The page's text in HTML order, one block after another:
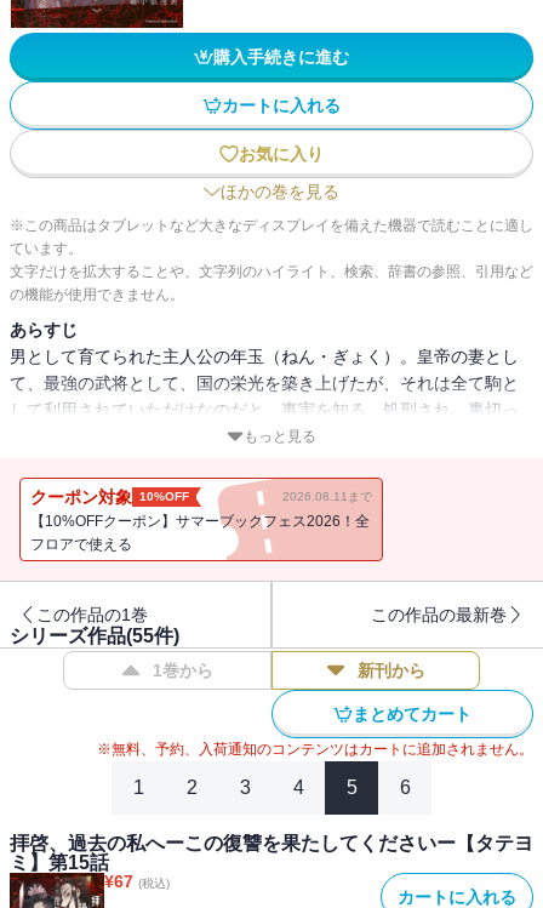
購入手続きに進む
カートに入れる
お気に入り
ほかの巻を見る
※この商品はタブレットなど大きなディスプレイを備えた機器で読むことに適し
ています。
文字だけを拡大することや、文字列のハイライト、検索、辞書の参照、引用など
の機能が使用できません。
あらすじ
男として育てられた主人公の年玉（ねん・ぎょく）。皇帝の妻とし
て、最強の武将として、国の栄光を築き上げたが、それは全て駒と
して利用されていただけなのだと、事実を知る。処刑され、裏切っ
た姉と皇帝に来世での復讐を誓うが、目覚めたらそこは「15歳」の
り抜け復讐を果たせるか？
もっと見る
クーポン対象 10%OFF 2026.08.11まで
【10%OFFクーポン】サマーブックフェス2026！全
フロアで使える
この作品の1巻 この作品の最新巻
シリーズ作品(55件)
1巻から 新刊から
まとめてカート
※無料、予約、入荷通知のコンテンツはカートに追加されません。
1 2 3 4 5 6
拝啓、過去の私へーこの復讐を果たしてくださいー【タテヨ
ミ】第15話
¥67 (税込)
カートに入れる